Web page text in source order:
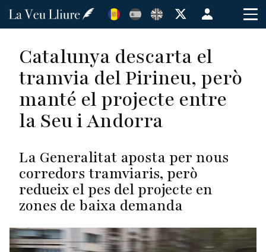
Vés
Menú
de
cuenta
de
usuario
Catalunya descarta el
tramvia del Pirineu, però
manté el projecte entre
la Seu i Andorra
La Generalitat aposta per nous
corredors tramviaris, però
redueix el pes del projecte en
zones de baixa demanda